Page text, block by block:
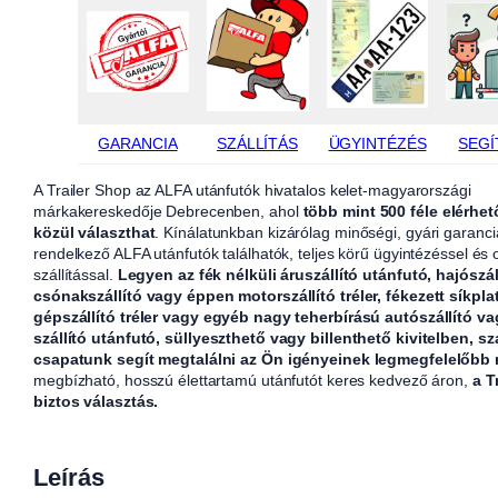
GARANCIA SZÁLLÍTÁS ÜGYINTÉZÉS
A Trailer Shop az ALFA utánfutók hivatalos kelet-magyarországi
márkakereskedője Debrecenben, ahol több mint 500 féle
közül választhat. Kínálatunkban kizárólag minőségi, gyári
rendelkező ALFA utánfutók találhatók, teljes körű ügyintézéssel és
szállítással. Legyen az fék nélküli áruszállító utánfutó,
csónakszállító vagy éppen motorszállító tréler, fékezett
gépszállító tréler vagy egyéb nagy teherbírású autószállító
szállító utánfutó, süllyeszthető vagy billenthető kivitelben,
csapatunk segít megtalálni az Ön igényeinek legmegfelelőbb
megbízható, hosszú élettartamú utánfutót keres kedvező áron, a
biztos választás.
Leírás